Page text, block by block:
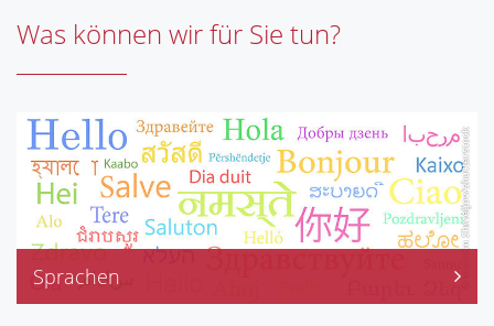
Was können wir für Sie tun?
Sprachen